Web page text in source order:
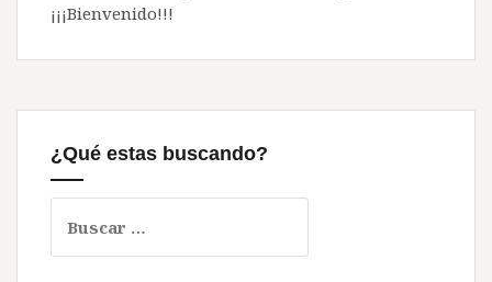
¡¡¡Bienvenido!!!
¿Qué estas buscando?